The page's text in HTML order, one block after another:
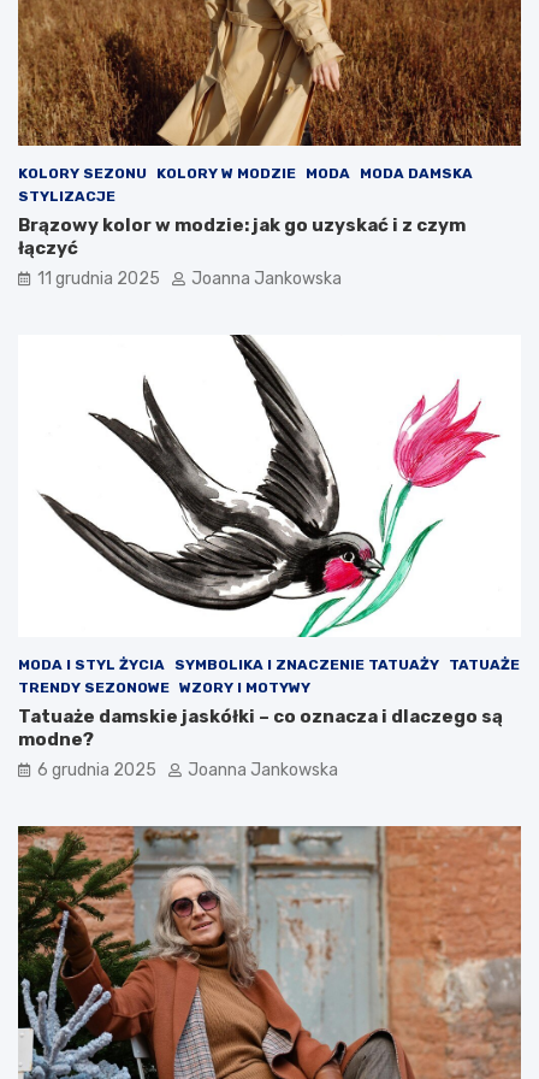
n
d
y
a
r
t
o
o
n
c
h
w
i
e
KOLORY SEZONU KOLORY W MODZIE MODA
MODA DAMSKA
STYLIZACJE
Brązowy kolor w modzie: jak go uzyskać i z czym
łączyć
11 grudnia 2025 Joanna Jankowska
MODA I STYL ŻYCIA SYMBOLIKA I ZNACZENIE TATUAŻY
TATUAŻE
TRENDY SEZONOWE WZORY I MOTYWY
Tatuaże damskie jaskółki – co oznacza i dlaczego są
modne?
6 grudnia 2025 Joanna Jankowska